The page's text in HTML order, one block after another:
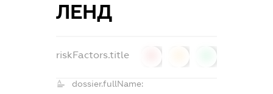
ЛЕНД
riskFactors.title
dossier.fullName: